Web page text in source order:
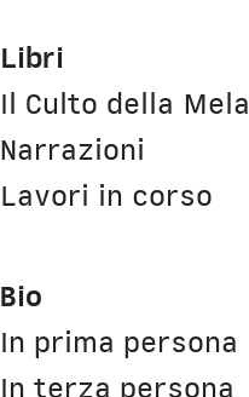
Libri
Il Culto della Mela
Narrazioni
Lavori in corso
Bio
In prima persona
In terza persona